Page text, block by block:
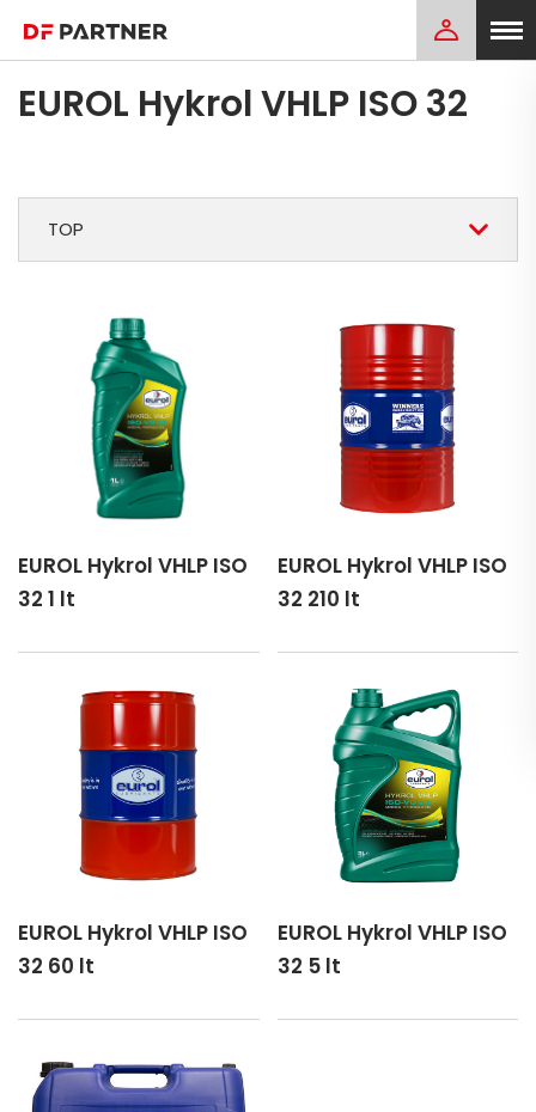
EUROL Hykrol VHLP ISO 32
TOP
EUROL Hykrol VHLP ISO
32 1 lt
EUROL Hykrol VHLP ISO
32 210 lt
EUROL Hykrol VHLP ISO
32 60 lt
EUROL Hykrol VHLP ISO
32 5 lt